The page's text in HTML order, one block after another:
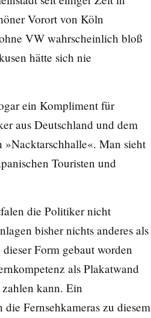
Vorort von Köln
VW wahrscheinlich bloß
hätte sich nie
ein Kompliment für
aus Deutschland und dem
»Nacktarschhalle«. Man sieht
Touristen und
die Politiker nicht
bisher nichts anderes als
Form gebaut worden
als Plakatwand
kann. Ein
Fernsehkameras zu diesem